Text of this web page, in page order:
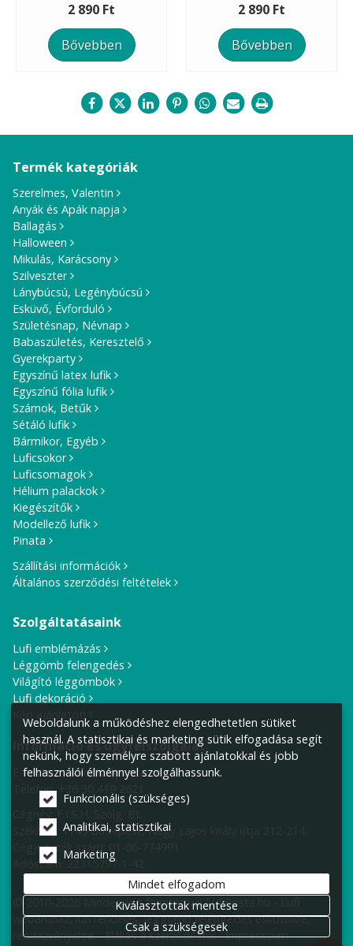
2 890 Ft
Bővebben
2 890 Ft
Bővebben
Termék kategóriák
Szerelmes, Valentin
Anyák és Apák napja
Ballagás
Halloween
Mikulás, Karácsony
Szilveszter
Lánybúcsú, Legénybúcsú
Esküvő, Évforduló
Születésnap, Névnap
Babaszületés, Keresztelő
Gyerekparty
Egyszínű latex lufik
Egyszínű fólia lufik
Számok, Betűk
Sétáló lufik
Bármikor, Egyéb
Luficsokor
Luficsomagok
Hélium palackok
Kiegészítők
Modellező lufik
Pinata
Szállítási információk
Általános szerződési feltételek
Szolgáltatásaink
Lufi emblémázás
Léggömb felengedés
Világító léggömbök
Lufi dekoráció
Kérj ajánlatot!
Információ és ügyfélszolgálat
E-mail cím:info@lufiposta.hu
Telefon:+36 30 419 2621
Cégnév: F.I.S.H. Szolg. Bt.
Székhely: 1149 Budapest, Nagy Lajos király útja 212-214.
Cégjegyzék szám: 01-06-774991
Adószám: 22315797-1-42
© 2010-2026 Minden jog fenntartva! LufiPosta.hu - Lufi
webáruház, lufi rendelés, léggömb felengedés esküvőkre,
rendezvényekre. Elállás a szerződéstől Impresszum
Weboldalunk a működéshez elengedhetetlen sütiket
használ. A statisztikai és marketing sütik elfogadása segít
nekünk, hogy személyre szabott ajánlatokkal és jobb
felhasználói élménnyel szolgálhassunk.
Funkcionális (szükséges)
Analitikai, statisztikai
Marketing
Mindet elfogadom
Kiválasztottak mentése
Csak a szükségesek